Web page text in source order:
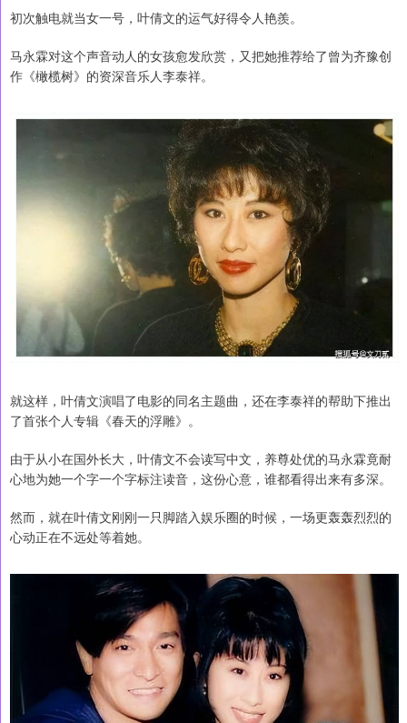
初次触电就当女一号，叶倩文的运气好得令人艳羨。
马永霖对这个声音动人的女孩愈发欣赏，又把她推荐给了曾为齐豫创
作《橄榄树》的资深音乐人李泰祥。
就这样，叶倩文演唱了电影的同名主题曲，还在李泰祥的帮助下推出
了首张个人专辑《春天的浮雕》。
由于从小在国外长大，叶倩文不会读写中文，养尊处优的马永霖竟耐
心地为她一个字一个字标注读音，这份心意，谁都看得出来有多深。
然而，就在叶倩文刚刚一只脚踏入娱乐圈的时候，一场更轰轰烈烈的
心动正在不远处等着她。